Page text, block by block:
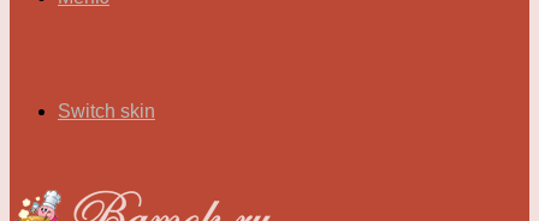
Switch skin